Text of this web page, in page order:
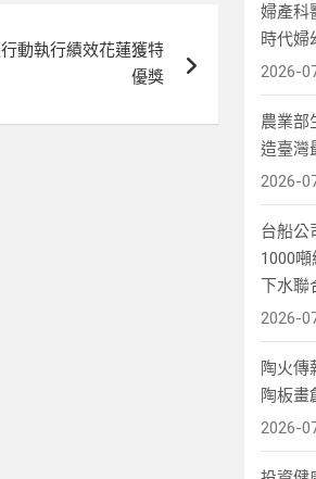
動執行績效花蓮獲特
優獎
婦產科
時代婦
2026-
農業部
造臺灣
2026-
台船公
1000
下水聯
2026-
陶火傳
陶板
2026-